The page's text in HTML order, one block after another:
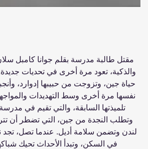
مقتل طالبة مدرسة بقلم جوانا كامبل
حياة جين، وتزوجت من حبيبها إدوارد،
نفسها مرة أخرى وسط التهديدات
تلميذتها السابقة، والتي تقيم في
وتطلب النجدة من جين، التي تضطر أن
لندن وتضمن سلامة أديل. عندما تصل، تجد
في السكن، وتبدأ الأحداث تحيك